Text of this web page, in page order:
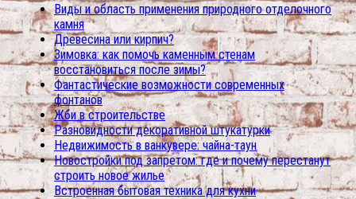
Виды и область применения природного отделочного
камня
Древесина или кирпич?
Зимовка: как помочь каменным стенам
восстановиться после зимы?
Фантастические возможности современных
фонтанов
Жби в строительстве
Разновидности декоративной штукатурки
Недвижимость в ванкувере: чайна-таун
Новостройки под запретом: где и почему перестанут
строить новое жилье
Встроенная бытовая техника для кухни